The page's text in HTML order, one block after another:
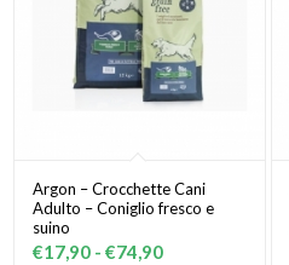
Argon – Crocchette Cani
Adulto – Coniglio fresco e
suino
€17,90 - €74,90Fascia